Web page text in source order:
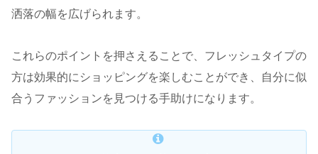
洒落の幅を広げられます。
これらのポイントを押さえることで、フレッシュタイプの
方は効果的にショッピングを楽しむことができ、自分に似
合うファッションを見つける手助けになります。